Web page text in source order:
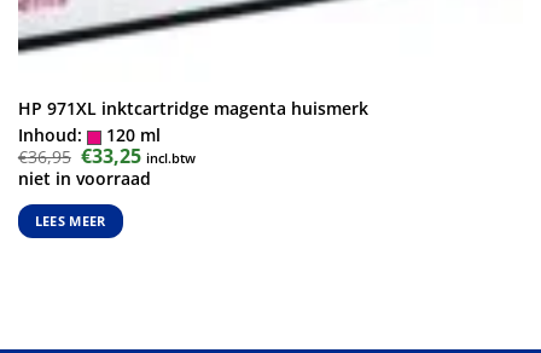
HP 971XL inktcartridge magenta huismerk
Inhoud:
120 ml
€36,95 Oorspronkelijke
prijs
was:
€36,95.
€33,25Huidige
prijs
is:
incl.btw
niet in voorraad
LEES MEER